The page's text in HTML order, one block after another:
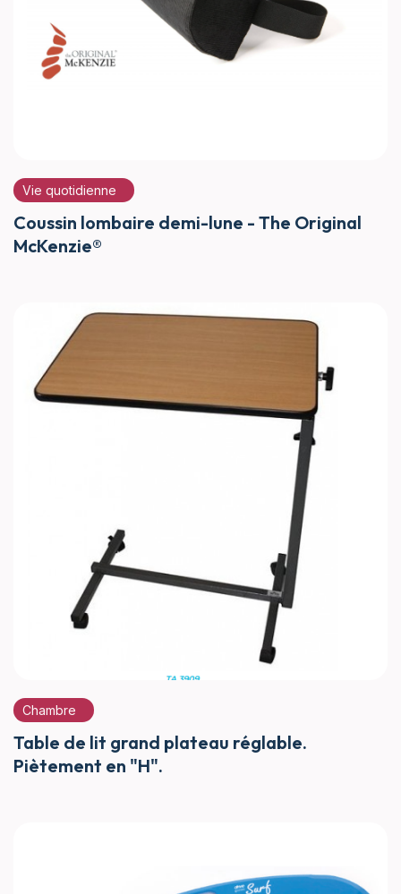
Vie quotidienne
Coussin lombaire demi-lune - The Original
McKenzie®
Chambre
Table de lit grand plateau réglable.
Piètement en "H".